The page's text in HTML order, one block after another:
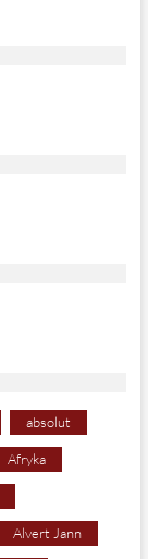
absolut
Afryka
Alvert Jann